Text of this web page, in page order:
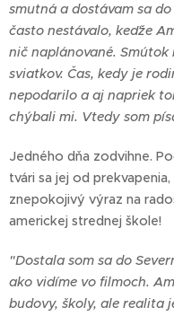
smutná a dostávam sa
často nestávalo, keďže
nič naplánované.
sviatkov. Čas, kedy je
nepodarilo a aj napriek
chýbali mi. Vtedy som
Jedného dňa zodvihne.
tvári sa jej od
znepokojivý výraz na
americkej strednej škole!
"Dostala som sa do
ako vidíme vo filmoch.
budovy, školy, ale realita